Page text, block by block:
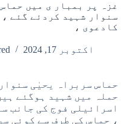
غزہ پر بمبار ی میں
سنوار شہید کردئے گئے
کادعوی ،
اکتوبر 17, 2024
حماس سربراہ یحیٰی
حملہ میں شہید ہوگئے
اسرائیلی فوج کی جانب
، حماس کی طرف سے کوئی